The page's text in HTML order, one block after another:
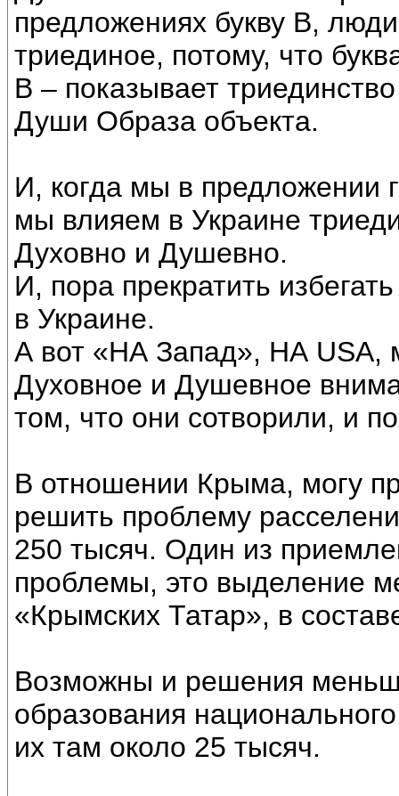
предложениях букву В,
триединое, потому, что
В – показывает
Души Образа объекта.
И, когда мы в предложении
мы влияем в Украине
Духовно и Душевно.
И, пора прекратить
в Украине.
А вот «НА Запад», НА USА,
Духовное и Душевное
том, что они сотворили, и
В отношении Крыма, могу
решить проблему
250 тысяч. Один из
проблемы, это выделение
«Крымских Татар», в
Возможны и решения
образования
их там около 25 тысяч.